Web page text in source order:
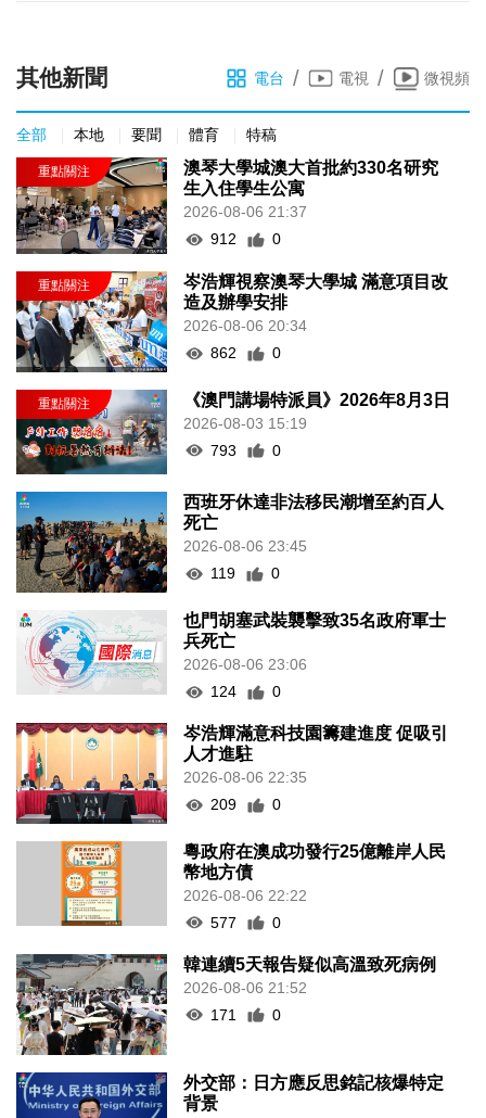
其他新聞 電台 / 電視 / 微視頻
全部 本地 要聞 體育 特稿
澳琴大學城澳大首批約330名研究
生入住學生公寓
2026-08-06 21:37
912
0
岑浩輝視察澳琴大學城 滿意項目改
造及辦學安排
2026-08-06 20:34
862
0
《澳門講場特派員》2026年8月3日
2026-08-03 15:19
793
0
西班牙休達非法移民潮增至約百人
死亡
2026-08-06 23:45
119
0
也門胡塞武裝襲擊致35名政府軍士
兵死亡
2026-08-06 23:06
124
0
岑浩輝滿意科技園籌建進度 促吸引
人才進駐
2026-08-06 22:35
209
0
粵政府在澳成功發行25億離岸人民
幣地方債
2026-08-06 22:22
577
0
韓連續5天報告疑似高溫致死病例
2026-08-06 21:52
171
0
外交部：日方應反思銘記核爆特定
背景